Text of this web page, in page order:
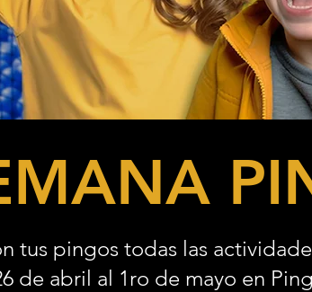
tus pingos todas las
de abril al 1ro de mayo en